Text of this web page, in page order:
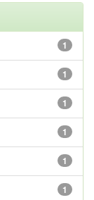
1
1
1
1
1
1